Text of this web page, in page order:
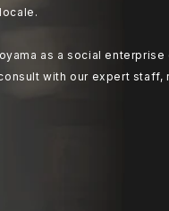
as a social
with our expert staff,